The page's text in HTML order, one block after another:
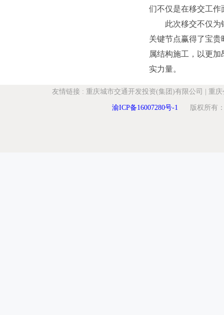
们不仅是在移交工作
此次移交不仅为
关键节点赢得了宝
属结构施工，以更
实力量。
友情链接 : 重庆城市交通开发投资(集团)有限公司 重庆
渝ICP备16007280号-1 版权所有：